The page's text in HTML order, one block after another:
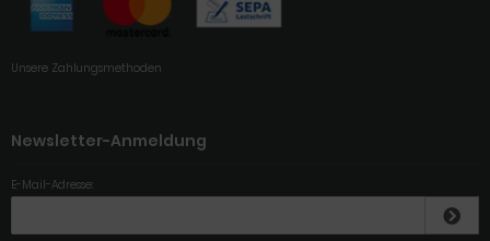
Unsere Zahlungsmethoden
Newsletter-Anmeldung
E-Mail-Adresse: